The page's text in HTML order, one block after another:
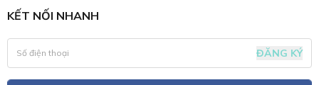
KẾT NỐI NHANH
ĐĂNG KÝ